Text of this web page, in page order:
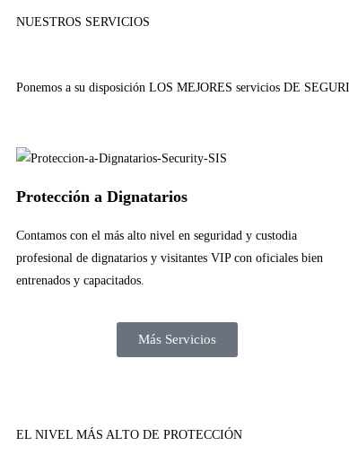
NUESTROS SERVICIOS
Ponemos a su disposición LOS MEJORES servicios DE
Protección a Dignatarios
Contamos con el más alto nivel en seguridad y custodia
profesional de dignatarios y visitantes VIP con oficiales bien
entrenados y capacitados.
Más Servicios
EL NIVEL MÁS ALTO DE PROTECCIÓN